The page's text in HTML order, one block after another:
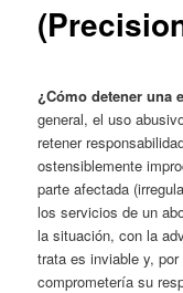
¿Cómo detener una
general, el uso
retener
ostensiblemente
parte afectada
los servicios de un
la situación, con la
trata es inviable y,
comprometería su